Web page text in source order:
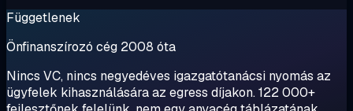
Függetlenek
Önfinanszírozó cég 2008 óta
Nincs VC, nincs negyedéves igazgatótanácsi nyomás az
ügyfelek kihasználására az egress díjakon. 122 000+